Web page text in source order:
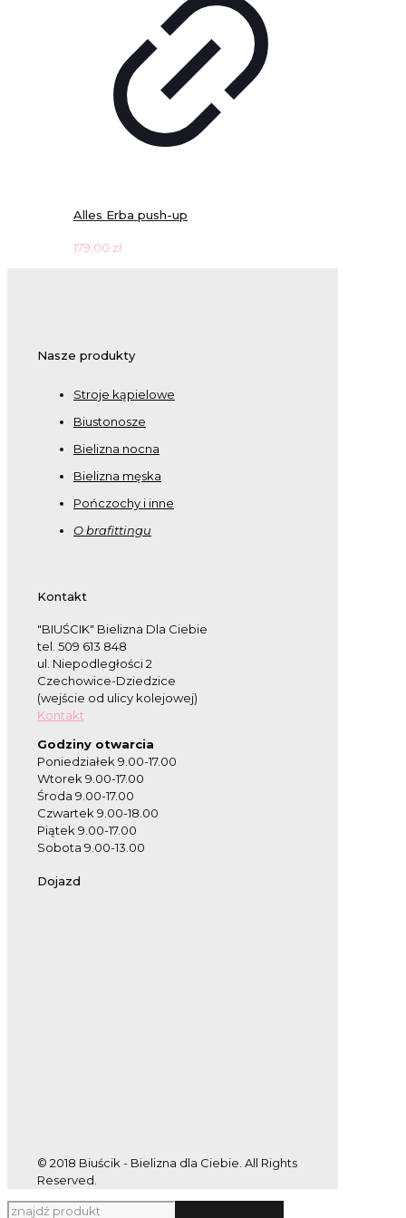
Alles Erba push-up
179,00 zł
Nasze produkty
Stroje kąpielowe
Biustonosze
Bielizna nocna
Bielizna męska
Pończochy i inne
O brafittingu
Kontakt
"BIUŚCIK" Bielizna Dla Ciebie
tel. 509 613 848
ul. Niepodległości 2
Czechowice-Dziedzice
(wejście od ulicy kolejowej)
Kontakt
Godziny otwarcia
Poniedziałek 9.00-17.00
Wtorek 9.00-17.00
Środa 9.00-17.00
Czwartek 9.00-18.00
Piątek 9.00-17.00
Sobota 9.00-13.00
Dojazd
© 2018 Biuścik - Bielizna dla Ciebie. All Rights
Reserved.